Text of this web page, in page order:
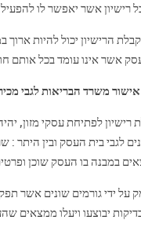
רישיון אשר יאפשר לו
הרישיון יכול להיות
אשר אינו עומד בכל אותם
משרד הבריאות לגבי
רישיון לפתיחת עסקי מזון,
לגבי בית העסק ובין היתר
במבנה בו העסק שוכן
ידי גורמים שונים אשר
יבוצעו ויעלו ממצאים